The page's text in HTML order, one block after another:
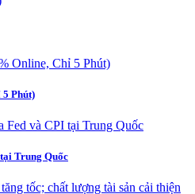
Phút)
Trung Quốc
tốc; chất lượng tài sản cải thiện